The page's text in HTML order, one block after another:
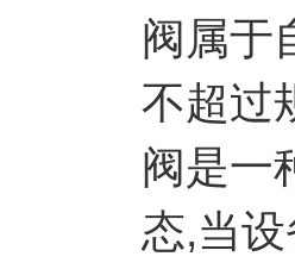
阀属于
不超过
阀是一
态,当